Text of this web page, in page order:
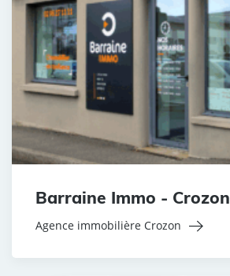
Barraine Immo - Crozon
Agence immobilière Crozon